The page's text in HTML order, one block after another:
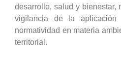
desarrollo, salud y bienestar,
vigilancia de la
normatividad en materia
territorial.